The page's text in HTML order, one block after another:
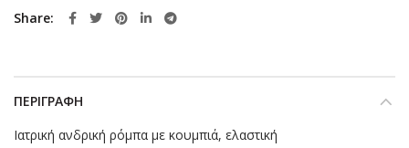
Share
ΠΕΡΙΓΡΑΦΉ
Ιατρική ανδρική ρόμπα με κουμπιά, ελαστική